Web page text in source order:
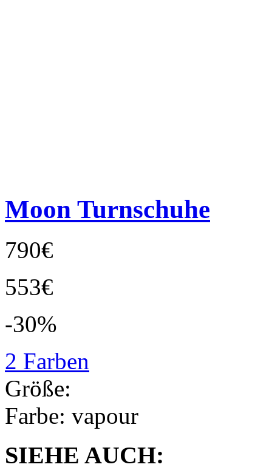
Moon Turnschuhe
790€
553€
-30%
2 Farben
Größe:
Farbe: vapour
SIEHE AUCH: